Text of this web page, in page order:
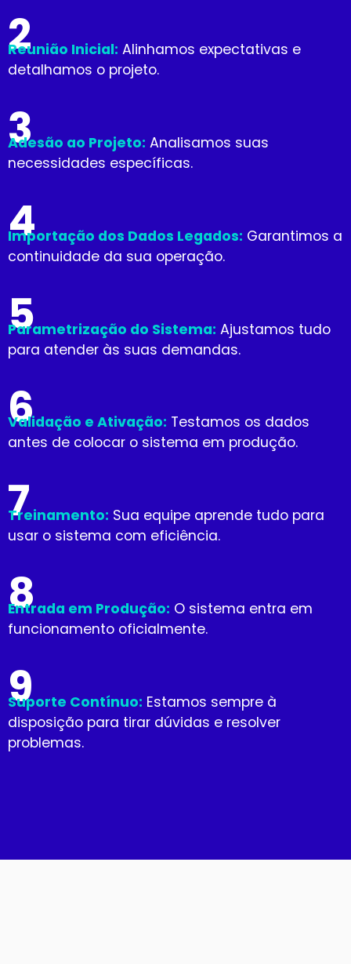
2
Reunião Inicial: Alinhamos expectativas e
detalhamos o projeto.
3
Adesão ao Projeto: Analisamos suas
necessidades específicas.
4
Importação dos Dados Legados: Garantimos a
continuidade da sua operação.
5
Parametrização do Sistema: Ajustamos tudo
para atender às suas demandas.
6
Validação e Ativação: Testamos os dados
antes de colocar o sistema em produção.
7
Treinamento: Sua equipe aprende tudo para
usar o sistema com eficiência.
8
Entrada em Produção: O sistema entra em
funcionamento oficialmente.
9
Suporte Contínuo: Estamos sempre à
disposição para tirar dúvidas e resolver
problemas.